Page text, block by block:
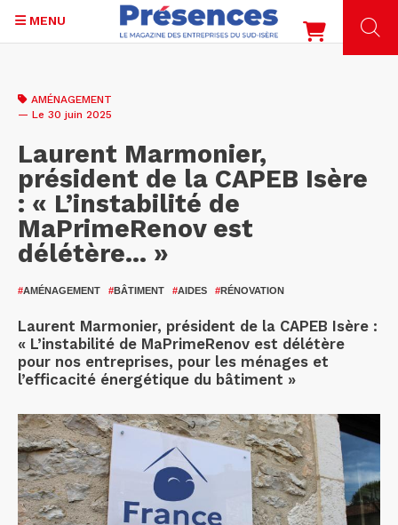
contenu
MENU
AMÉNAGEMENT
— Le 30 juin 2025
Laurent Marmonier,
président de la CAPEB Isère
: « L’instabilité de
MaPrimeRenov est
délétère... »
#AMÉNAGEMENT #BÂTIMENT #AIDES #RÉNOVATION
Laurent Marmonier, président de la CAPEB Isère :
« L’instabilité de MaPrimeRenov est délétère
pour nos entreprises, pour les ménages et
l’efficacité énergétique du bâtiment »